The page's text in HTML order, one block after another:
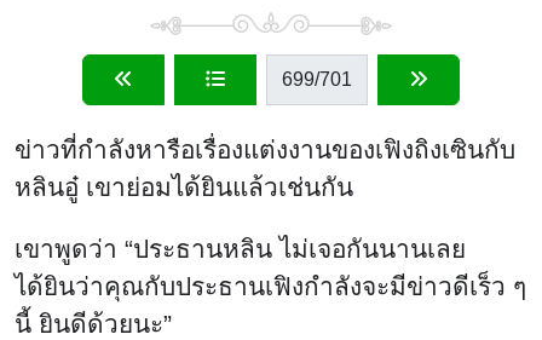
699/701
ข่าวที่กำลังหารือเรื่องแต่งงานของเฟิงถิงเซินกับ
หลินอู๋ เขาย่อมได้ยินแล้วเช่นกัน
เขาพูดว่า “ประธานหลิน ไม่เจอกันนานเลย
ได้ยินว่าคุณกับประธานเฟิงกำลังจะมีข่าวดีเร็ว ๆ
นี้ ยินดีด้วยนะ”